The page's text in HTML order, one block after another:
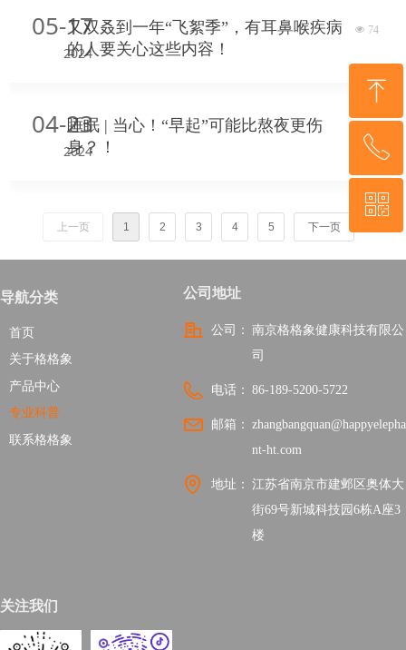
2024
05-17又双叒到一年“飞絮季”，有耳鼻喉疾病
的人要关心这些内容！
넶 74
2024
04-23睡眠 | 当心！“早起”可能比熬夜更伤
身？！
넶
上一页 1 2 3 4 5 下一页
导航分类
首页
关于格格象
产品中心
专业科普
联系格格象
公司地址
公司： 南京格格象健康科技有限公
司
电话： 86-189-5200-5722
邮箱： zhangbangquan@happyelepha
nt-ht.com
地址： 江苏省南京市建邺区奥体大
街69号新城科技园6栋A座3
楼
关注我们
ꁸ
回到顶部
ꂅ
189-5200-5722
ꀥ
微信公众号